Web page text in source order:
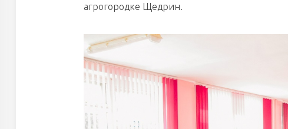
агрогородке Щедрин.